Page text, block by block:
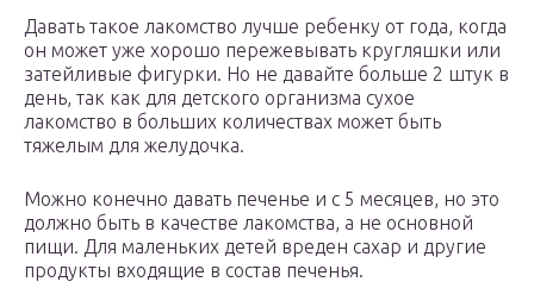
Давать такое лакомство лучше ребенку от года, когда
он может уже хорошо пережевывать кругляшки или
затейливые фигурки. Но не давайте больше 2 штук в
день, так как для детского организма сухое
лакомство в больших количествах может быть
тяжелым для желудочка.
Можно конечно давать печенье и с 5 месяцев, но это
должно быть в качестве лакомства, а не основной
пищи. Для маленьких детей вреден сахар и другие
продукты входящие в состав печенья.